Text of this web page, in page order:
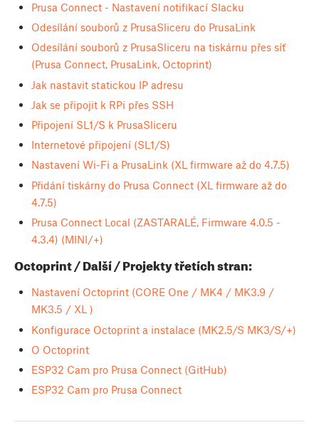
Prusa Connect - Nastavení notifikací Slacku
Odesílání souborů z PrusaSliceru do PrusaLink
Odesílání souborů z PrusaSliceru na tiskárnu přes síť
(Prusa Connect, PrusaLink, Octoprint)
Jak nastavit statickou IP adresu
Jak se připojit k RPi přes SSH
Připojení SL1/S k PrusaSliceru
Internetové připojení (SL1/S)
Nastavení Wi-Fi a PrusaLink (XL firmware až do 4.7.5)
Přidání tiskárny do Prusa Connect (XL firmware až do
4.7.5)
Prusa Connect Local (ZASTARALÉ, Firmware 4.0.5 -
4.3.4) (MINI/+)
Octoprint / Další / Projekty třetích stran:
Nastavení Octoprint (CORE One / MK4 / MK3.9 /
MK3.5 / XL )
Konfigurace Octoprint a instalace (MK2.5/S MK3/S/+)
O Octoprint
ESP32 Cam pro Prusa Connect (GitHub)
ESP32 Cam pro Prusa Connect